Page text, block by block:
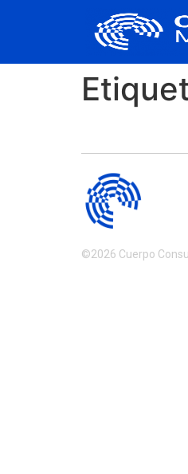
©2026 Cuerpo